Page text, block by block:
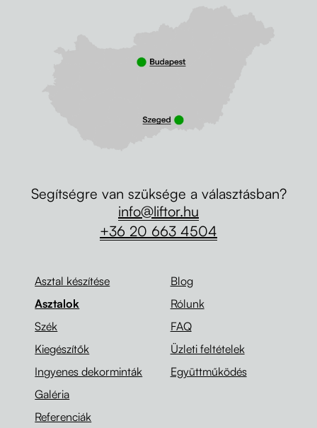
Asztal készítése
Asztalok
Szék
Kiegészítők
Ingyenes dekorminták
Galéria
Referenciák
Blog
Rólunk
FAQ
Üzleti feltételek
Együttműködés
Segítségre van szüksége a választásban?
info@liftor.hu
+36 20 663 4504